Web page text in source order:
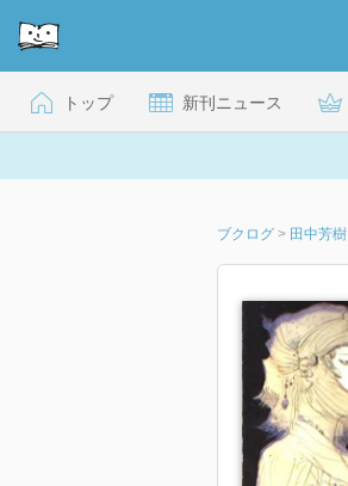
トップ 新刊ニュース
ブクログ > 田中芳樹